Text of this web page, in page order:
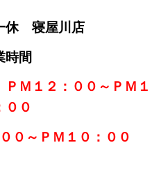
休 寝屋川店
時間
Ｍ１２：００～ＰＭ１
００
０～ＰＭ１０：００